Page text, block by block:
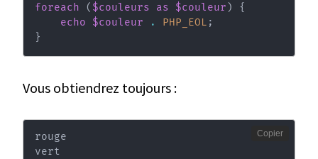
foreach ( $couleurs as $couleur )
{
echo
$couleur . PHP_EOL ;
}
Vous obtiendrez toujours :
rouge
vert
Copier